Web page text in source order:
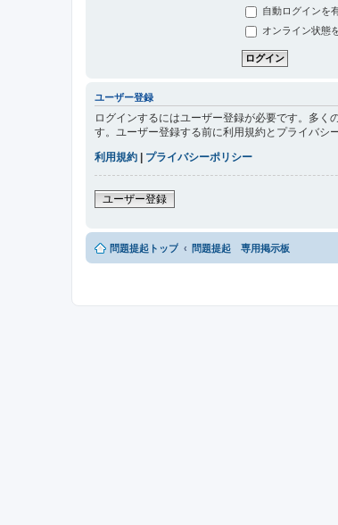
自動ログインを
オンライン状態
ユーザー登録
ログインするにはユーザー登録が必要です。多
す。ユーザー登録する前に利用規約とプライバシ
利用規約
プライバシーポリシー
ユーザー登録
問題提起トップ 問題提起 専用掲示板